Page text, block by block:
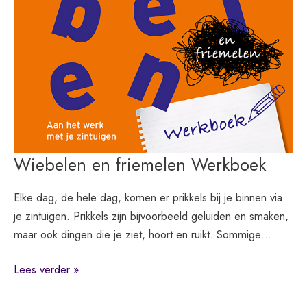
Wiebelen en friemelen Werkboek
Elke dag, de hele dag, komen er prikkels bij je binnen via
je zintuigen. Prikkels zijn bijvoorbeeld geluiden en smaken,
maar ook dingen die je ziet, hoort en ruikt. Sommige…
Wiebelen
Lees verder »